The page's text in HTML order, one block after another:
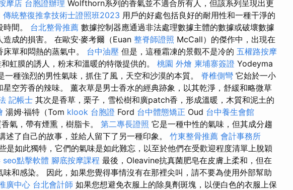
摩店 台胞證辦理 Wolfthorn系列的香氣並不適合所有人，但該系列呈現出更
傳統整復推拿技術士證照班2023 用戶的好處包括良好的耐用性和一種干淨的
間。 台北整骨推薦 數據控制器應通過非法處理數據主體的數據或破壞數據
成的損害。 在歐安·麥考爾（Euan 整脊師證照 McCall）的傑作中，出現在
單和悶熱的蒸氣中。 台中油壓 但是，這種霜凍的景觀不是冷的 五權路按摩
虹膜的誘人，粉末和溫暖的特徵提供的。 桃園 外燴 柬埔寨簽證 Yodeyma
一種強烈的男性氣味，抓住了風，天空和沙漠的本質。 脊椎側彎 它始於一小
空芳香的辣味。 薰衣草是男士香水的經典跡象，以其乾淨，舒緩和略微草
記帳士 其次是香草，栗子，雪松樹和廣patch香，形成溫暖，木質和泥土的
湯姆·福特（Tom klook 台胞證 Ford 台中體態矯正 Oud 台中養生會館
氣，帶有煙熏，樹脂卡。 第二專長證照 它是一種中性的氣味，但其成分趨
述了自己的故事，並給人留下了另一種印象。 竹東整骨推薦 會計事務所
是如此獨特，它們的氣味是如此難忘，以至於他們在受歡迎程度清單上脫穎
seo點擊軟體 腳底按摩課程 最後，Oleavine抗真菌肥皂在皮膚上柔和，但在
和感染。 因此，如果您覺得事情沒有在那裡尖叫，請不要為使用外部幫助
廣中心 台北會計師 如果您想避免衣服上的除臭劑斑塊，以便白色的衣服上保